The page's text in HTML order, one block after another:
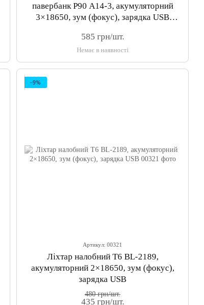
павербанк P90 A14-3, акумуляторний
3×18650, зум (фокус), зарядка USB
585 грн/шт.
Немає в наявності
−9%
Артикул: 00321
Ліхтар налобний T6 BL-2189,
акумуляторний 2×18650, зум (фокус),
зарядка USB
480 грн/шт.
435 грн/шт.